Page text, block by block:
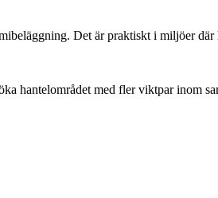
Det är praktiskt i miljöer där
hantelområdet med fler viktpar inom